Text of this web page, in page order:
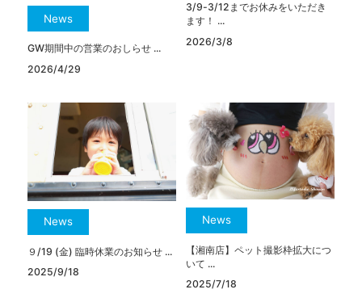
News
GW期間中の営業のおしらせ ...
2026/4/29
3/9-3/12までお休みをいただき
ます！ ...
2026/3/8
News
９/19 (金) 臨時休業のお知らせ ...
2025/9/18
News
【湘南店】ペット撮影枠拡大につ
いて ...
2025/7/18